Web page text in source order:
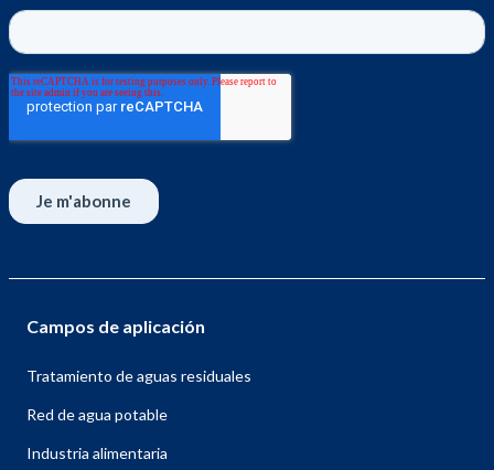
Campos de aplicación
Tratamiento de aguas residuales
Red de agua potable
Industria alimentaria